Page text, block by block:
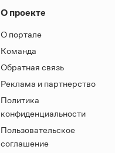
О проекте
О портале
Команда
Обратная связь
Реклама и партнерство
Политика
конфиденциальности
Пользовательское
соглашение